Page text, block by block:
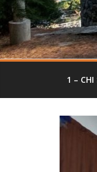
1 – CHI